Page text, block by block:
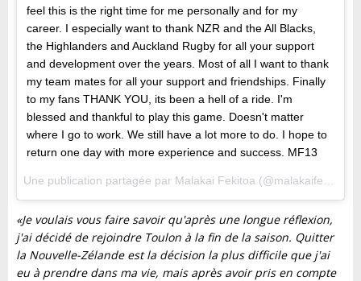
feel this is the right time for me personally and for my
career. I especially want to thank NZR and the All Blacks,
the Highlanders and Auckland Rugby for all your support
and development over the years. Most of all I want to thank
my team mates for all your support and friendships. Finally
to my fans THANK YOU, its been a hell of a ride. I'm
blessed and thankful to play this game. Doesn't matter
where I go to work. We still have a lot more to do. I hope to
return one day with more experience and success. MF13
«Je voulais vous faire savoir qu'après une longue réflexion,
j'ai décidé de rejoindre Toulon à la fin de la saison. Quitter
la Nouvelle-Zélande est la décision la plus difficile que j'ai
eu à prendre dans ma vie, mais après avoir pris en compte